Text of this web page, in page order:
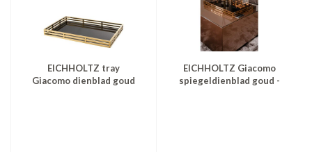
EICHHOLTZ tray
Giacomo dienblad goud
EICHHOLTZ Giacomo
spiegeldienblad goud -